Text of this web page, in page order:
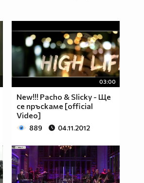
03:00
New!!! Pacho & Slicky - Ще
се пръскаме [official
Video]
889 04.11.2012